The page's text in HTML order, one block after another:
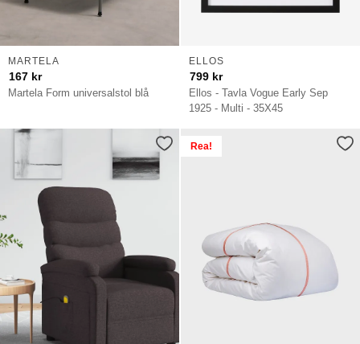
Martela Form universalstol blå
MARTELA
167 kr
Ellos - Tavla Vogue Early Sep
1925 - Multi - 35X45
ELLOS
799 kr
Rea!